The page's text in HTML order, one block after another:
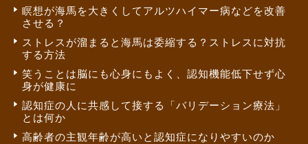
瞑想が海馬を大きくしてアルツハイマー病などを改善
させる？
ストレスが溜まると海馬は委縮する？ストレスに対抗
する方法
笑うことは脳にも心身にもよく、認知機能低下せず心
身が健康に
認知症の人に共感して接する「バリデーション療法」
とは何か
高齢者の主観年齢が高いと認知症になりやすいのか